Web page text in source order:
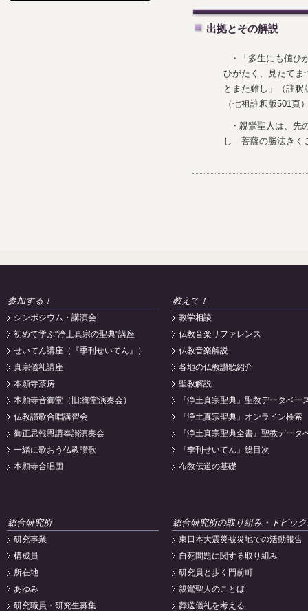
出拠とその解説
・「多生にも値ひ
ひがたく、見たてま
とまた難し」（註
（七祖註釈版501頁
・親鸞聖人は、先
し 菩薩の勝法きく
参加する！
シンポジウム・講演会
初めて学ぶ"浄土真宗の聖典"講座
せいてん講座（『季刊せいてん』）
真宗儀礼講座
本願寺茶房
本願寺音御堂（旧:御堂演奏会）
仏教讃歌合唱講習会
御正忌報恩講奉讃演奏会
一緒に歌おう仏教讃歌
本願寺合唱団
教えて！
教学相談
仏教音楽リファレンス
仏教音楽解説
各地の仏教讃歌紹介
聖教解説
『浄土真宗聖典』聖教データベー
『浄土真宗聖典』オンライン検索
『浄土真宗聖典全書』聖教データ
『季刊せいてん』総目次
布教伝道の基礎
総合研究所
研究事業
構成員
所在地
あゆみ
研究職員・研究生募集
総合研究所の取り組み・トピッ
東日本大震災被災地での活動報告
自死問題に関する取り組み
研究員と歩く門前町
親鸞聖人のことば
葬送儀礼を考える